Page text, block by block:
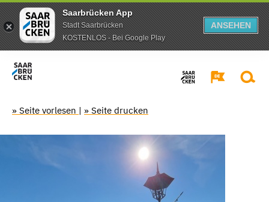
Saarbrücken App
Stadt Saarbrücken
KOSTENLOS - Bei Google Play
ANSEHEN
» Seite vorlesen | » Seite drucken